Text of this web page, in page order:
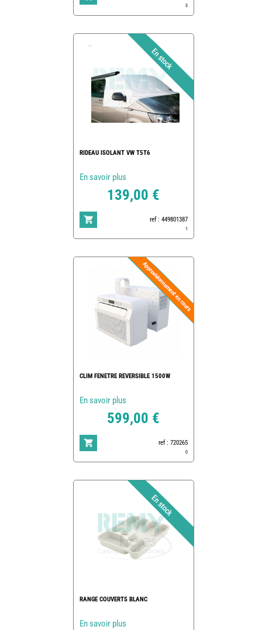
3
RIDEAU ISOLANT VW T5T6
En savoir plus
139,00 €
ref : 449801387
1
CLIM FENETRE REVERSIBLE 1500W
En savoir plus
599,00 €
ref : 720265
0
RANGE COUVERTS BLANC
En savoir plus